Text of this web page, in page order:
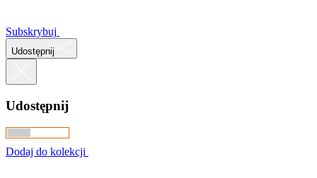
Subskrybuj
Udostępnij
Udostępnij
Dodaj do kolekcji